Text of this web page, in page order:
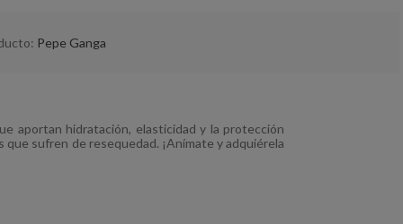
Pepe Ganga
aportan hidratación, elasticidad y la protección
que sufren de resequedad. ¡Anímate y adquiérela